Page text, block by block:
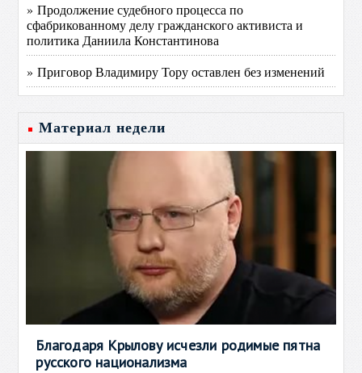
» Продолжение судебного процесса по
сфабрикованному делу гражданского активиста и
политика Даниила Константинова
» Приговор Владимиру Тору оставлен без изменений
Материал недели
Благодаря Крылову исчезли родимые пятна
русского национализма